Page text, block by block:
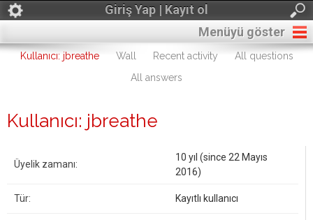
Giriş Yap | Kayıt ol
Menüyü göster
Kullanıcı: jbreathe Wall Recent activity
All questions
All answers
Kullanıcı: jbreathe
Üyelik zamanı:
10 yıl (since 22 Mayıs
2016)
Tür: Kayıtlı kullanıcı